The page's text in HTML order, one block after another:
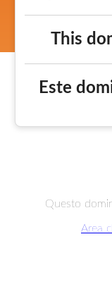
This
Este
Questo
Area